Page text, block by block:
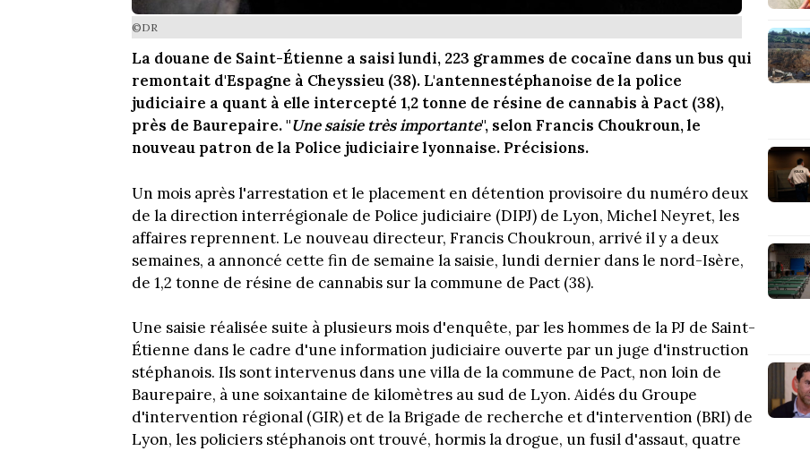
©DR
La douane de Saint-Étienne a saisi lundi, 223 grammes de cocaïne dans un bus qui
remontait d'Espagne à Cheyssieu (38). L'antennestéphanoise de la police
judiciaire a quant à elle intercepté 1,2 tonne de résine de cannabis à Pact (38),
près de Baurepaire. "Une saisie très importante", selon Francis Choukroun, le
nouveau patron de la Police judiciaire lyonnaise. Précisions.
Un mois après l'arrestation et le placement en détention provisoire du numéro deux
de la direction interrégionale de Police judiciaire (DIPJ) de Lyon, Michel Neyret, les
affaires reprennent. Le nouveau directeur, Francis Choukroun, arrivé il y a deux
semaines, a annoncé cette fin de semaine la saisie, lundi dernier dans le nord-Isère,
de 1,2 tonne de résine de cannabis sur la commune de Pact (38).
Une saisie réalisée suite à plusieurs mois d'enquête, par les hommes de la PJ de Saint-
Étienne dans le cadre d'une information judiciaire ouverte par un juge d'instruction
stéphanois. Ils sont intervenus dans une villa de la commune de Pact, non loin de
Baurepaire, à une soixantaine de kilomètres au sud de Lyon. Aidés du Groupe
d'intervention régional (GIR) et de la Brigade de recherche et d'intervention (BRI) de
Lyon, les policiers stéphanois ont trouvé, hormis la drogue, un fusil d'assaut, quatre